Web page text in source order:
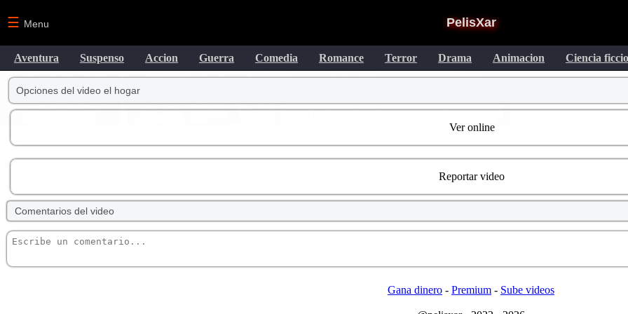
PelisXar
☰ Menu
Aventura Suspenso Accion Guerra Comedia Romance Terror Drama Animacion Ciencia
Opciones del video el hogar
Ver online
Reportar video
Comentarios del video
Gana dinero- Premium- Sube videos